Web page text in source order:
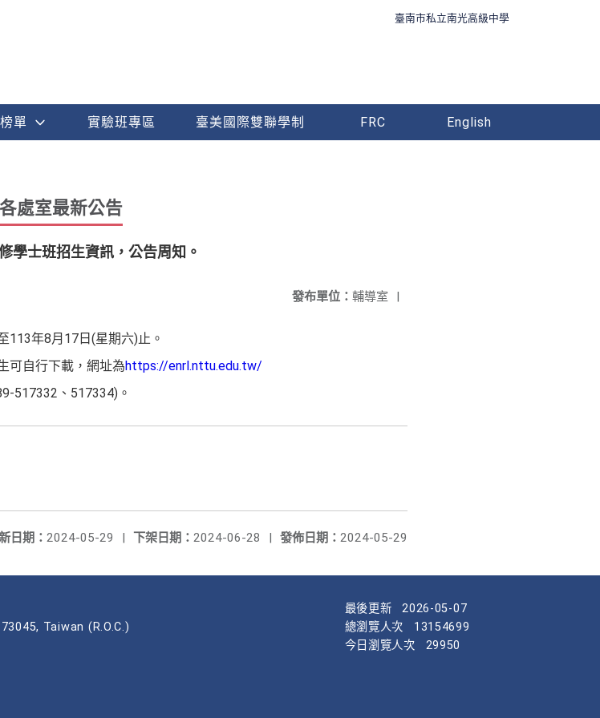
臺南市私立南光高級中學
單 實驗班專區 臺美國際雙聯學制 FRC English
各處室最新公告
學士班招生資訊，公告周知。
發布單位： 輔導室 |
113年8月17日(星期六)止。
可自行下載，網址為https://enrl.nttu.edu.tw/
517332、517334)。
發佈日期： 2024-05-29
下架日期： 2024-06-28 |
日期： 2024-05-29 |
Taiwan (R.O.C.)
最後更新
2026-05-07
總瀏覽人次
13154699
今日瀏覽人次
29950